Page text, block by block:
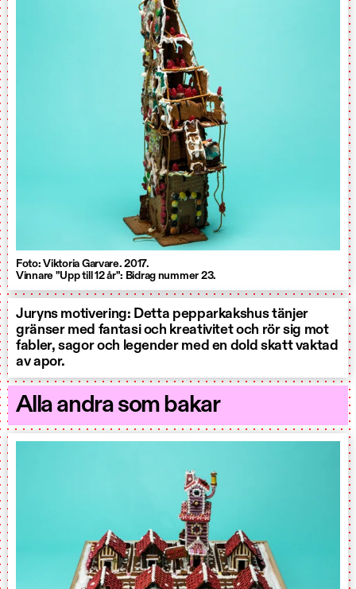
Foto: Viktoria Garvare. 2017.
Vinnare "Upp till 12 år": Bidrag nummer 23.
Juryns motivering: Detta pepparkakshus tänjer
gränser med fantasi och kreativitet och rör sig mot
fabler, sagor och legender med en dold skatt vaktad
av apor.
Alla andra som bakar